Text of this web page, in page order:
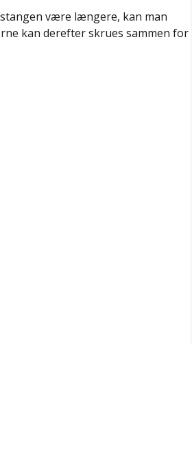
være længere, kan man
kan derefter skrues sammen for